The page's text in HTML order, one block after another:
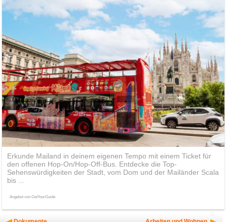
Erkunde Mailand in deinem eigenen Tempo mit einem Ticket für
den offenen Hop-On/Hop-Off-Bus. Entdecke die Top-
Sehenswürdigkeiten der Stadt, vom Dom und der Mailänder Scala
bis ...
Angebot von GetYourGuide